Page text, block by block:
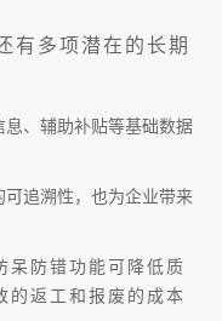
有多项潜在的长期
、辅助补贴等基础数据
追溯性，也为企业带来
呆防错功能可降低质
的返工和报废的成本